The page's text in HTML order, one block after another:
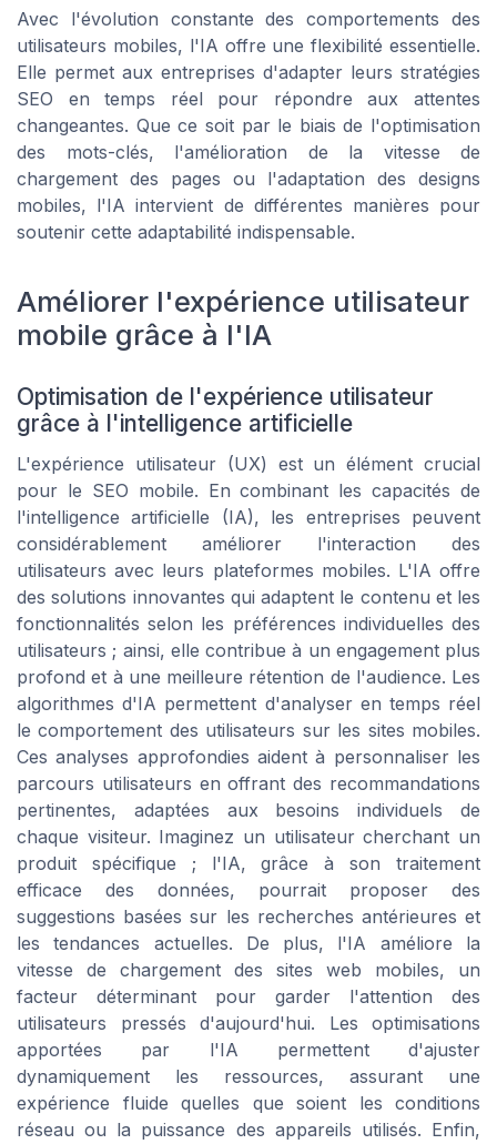
Avec l'évolution constante des comportements des
utilisateurs mobiles, l'IA offre une flexibilité essentielle.
Elle permet aux entreprises d'adapter leurs stratégies
SEO en temps réel pour répondre aux attentes
changeantes. Que ce soit par le biais de l'optimisation
des mots-clés, l'amélioration de la vitesse de
chargement des pages ou l'adaptation des designs
mobiles, l'IA intervient de différentes manières pour
soutenir cette adaptabilité indispensable.
Améliorer l'expérience utilisateur
mobile grâce à l'IA
Optimisation de l'expérience utilisateur
grâce à l'intelligence artificielle
L'expérience utilisateur (UX) est un élément crucial
pour le SEO mobile. En combinant les capacités de
l'intelligence artificielle (IA), les entreprises peuvent
considérablement améliorer l'interaction des
utilisateurs avec leurs plateformes mobiles. L'IA offre
des solutions innovantes qui adaptent le contenu et les
fonctionnalités selon les préférences individuelles des
utilisateurs ; ainsi, elle contribue à un engagement plus
profond et à une meilleure rétention de l'audience. Les
algorithmes d'IA permettent d'analyser en temps réel
le comportement des utilisateurs sur les sites mobiles.
Ces analyses approfondies aident à personnaliser les
parcours utilisateurs en offrant des recommandations
pertinentes, adaptées aux besoins individuels de
chaque visiteur. Imaginez un utilisateur cherchant un
produit spécifique ; l'IA, grâce à son traitement
efficace des données, pourrait proposer des
suggestions basées sur les recherches antérieures et
les tendances actuelles. De plus, l'IA améliore la
vitesse de chargement des sites web mobiles, un
facteur déterminant pour garder l'attention des
utilisateurs pressés d'aujourd'hui. Les optimisations
apportées par l'IA permettent d'ajuster
dynamiquement les ressources, assurant une
expérience fluide quelles que soient les conditions
réseau ou la puissance des appareils utilisés. Enfin,